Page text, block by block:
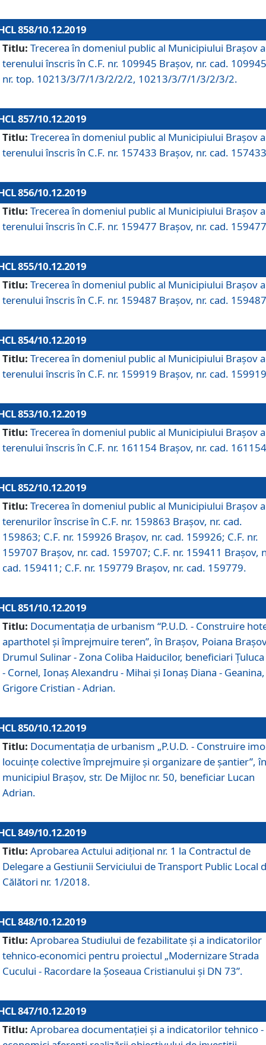
858/10.12.2019
Titlu: Trecerea în domeniul public al Municipiului Braşov a
terenului înscris în C.F. nr. 109945 Brașov, nr. cad.
nr. top. 10213/3/7/1/3/2/2/2, 10213/3/7/1/3/2/3/2.
857/10.12.2019
Titlu: Trecerea în domeniul public al Municipiului Braşov a
terenului înscris în C.F. nr. 157433 Brașov, nr. cad.
856/10.12.2019
Titlu: Trecerea în domeniul public al Municipiului Braşov a
terenului înscris în C.F. nr. 159477 Brașov, nr. cad.
855/10.12.2019
Titlu: Trecerea în domeniul public al Municipiului Braşov a
terenului înscris în C.F. nr. 159487 Brașov, nr. cad.
854/10.12.2019
Titlu: Trecerea în domeniul public al Municipiului Braşov a
terenului înscris în C.F. nr. 159919 Brașov, nr. cad.
853/10.12.2019
Titlu: Trecerea în domeniul public al Municipiului Braşov a
terenului înscris în C.F. nr. 161154 Brașov, nr. cad.
852/10.12.2019
Titlu: Trecerea în domeniul public al Municipiului Braşov a
terenurilor înscrise în C.F. nr. 159863 Brașov, nr. cad.
159863; C.F. nr. 159926 Brașov, nr. cad. 159926; C.F. nr.
159707 Brașov, nr. cad. 159707; C.F. nr. 159411 Brașov,
cad. 159411; C.F. nr. 159779 Brașov, nr. cad. 159779.
851/10.12.2019
Titlu: Documentaţia de urbanism “P.U.D. - Construire
aparthotel şi împrejmuire teren”, în Braşov, Poiana
Drumul Sulinar - Zona Coliba Haiducilor, beneficiari
- Cornel, Ionaş Alexandru - Mihai şi Ionaş Diana - Geanina,
Grigore Cristian - Adrian.
850/10.12.2019
Titlu: Documentaţia de urbanism „P.U.D. - Construire
locuințe colective împrejmuire și organizare de șantier”, în
municipiul Braşov, str. De Mijloc nr. 50, beneficiar Lucan
Adrian.
849/10.12.2019
Titlu: Aprobarea Actului adiţional nr. 1 la Contractul de
Delegare a Gestiunii Serviciului de Transport Public Local
Călători nr. 1/2018.
848/10.12.2019
Titlu: Aprobarea Studiului de fezabilitate şi a indicatorilor
tehnico-economici pentru proiectul „Modernizare Strada
Cucului - Racordare la Șoseaua Cristianului și DN 73”.
847/10.12.2019
Titlu: Aprobarea documentației și a indicatorilor tehnico -